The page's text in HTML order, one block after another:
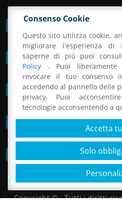
Preferenze
Informativa per il sistema
MOG e
Copyright © - Tutti i diritti
Consenso Cookie
Questo sito utilizza cookie,
migliorare l'esperienza di
saperne di più puoi
Policy . Puoi liberamente
revocare il tuo consenso
accedendo al pannello delle
privacy. Puoi
tecnologie acconsentendo a
Accetta
Solo